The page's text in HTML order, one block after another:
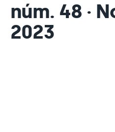
núm. 48 ·
2023